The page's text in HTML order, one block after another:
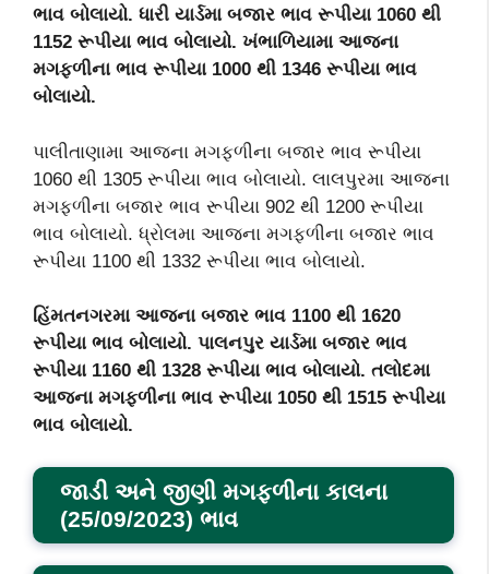
ભાવ બોલાયો. ધારી યાર્ડમા બજાર ભાવ રૂપીયા 1060 થી
1152 રૂપીયા ભાવ બોલાયો. ખંભાળિયામા આજના
મગફળીના ભાવ રૂપીયા 1000 થી 1346 રૂપીયા ભાવ
બોલાયો.
પાલીતાણામા આજના મગફળીના બજાર ભાવ રૂપીયા
1060 થી 1305 રૂપીયા ભાવ બોલાયો. લાલપુરમા આજના
મગફળીના બજાર ભાવ રૂપીયા 902 થી 1200 રૂપીયા
ભાવ બોલાયો. ધ્રોલમા આજના મગફળીના બજાર ભાવ
રૂપીયા 1100 થી 1332 રૂપીયા ભાવ બોલાયો.
હિંમતનગરમા આજના બજાર ભાવ 1100 થી 1620
રૂપીયા ભાવ બોલાયો. પાલનપુર યાર્ડમા બજાર ભાવ
રૂપીયા 1160 થી 1328 રૂપીયા ભાવ બોલાયો. તલોદમા
આજના મગફળીના ભાવ રૂપીયા 1050 થી 1515 રૂપીયા
ભાવ બોલાયો.
જાડી અને જીણી મગફળીના કાલના
(25/09/2023) ભાવ